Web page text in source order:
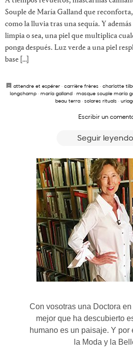
Souple de María Galland que
como la lluvia tras una sequía. Y
limpia o sea, una piel que multiplica
ponga después. Luz verde a una piel
base […]
attendre et espérer · carrière frères · charlotte
longchamp· maría galland· masque souple maría
beau terra · solares rituals ·
Escribir un
Seguir leyendo
Con vosotras una Doctora
mejor que ha descubierto
humano es un paisaje. Y por
la Moda y la